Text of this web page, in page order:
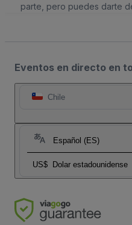
parte, pero puedes darte
Eventos en directo en
Chile
Español (ES)
US$ Dolar estadounidense